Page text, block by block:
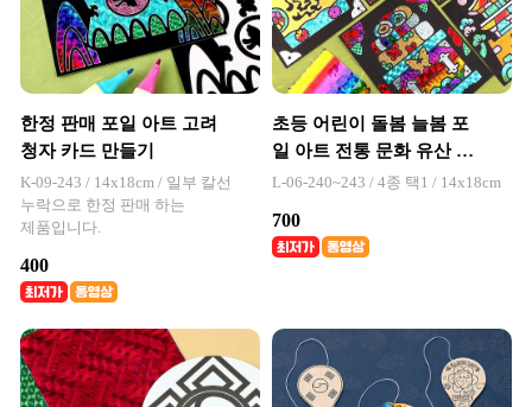
한정 판매 포일 아트 고려
청자 카드 만들기
K-09-243 / 14x18cm / 일부 칼선
누락으로 한정 판매 하는
제품입니다.
400
초등 어린이 돌봄 늘봄 포
일 아트 전통 문화 유산 카
드 만들기 키트
L-06-240~243 / 4종 택1 / 14x18cm
700